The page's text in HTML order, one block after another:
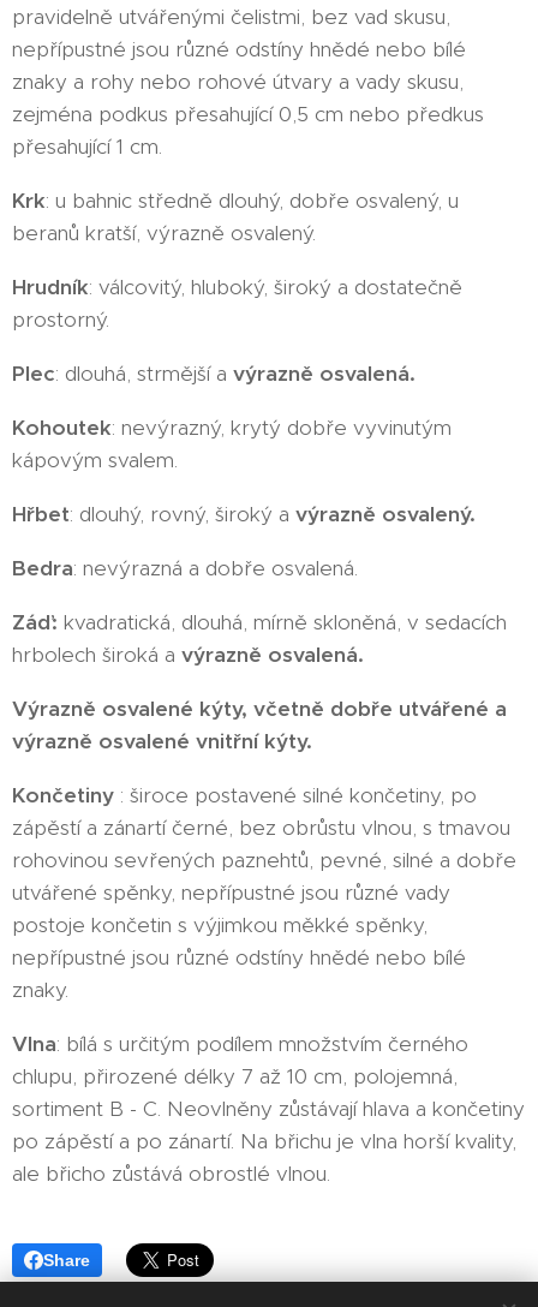
pravidelně utvářenými čelistmi, bez vad skusu,
nepřípustné jsou různé odstíny hnědé nebo bílé
znaky a rohy nebo rohové útvary a vady skusu,
zejména podkus přesahující 0,5 cm nebo předkus
přesahující 1 cm.
Krk: u bahnic středně dlouhý, dobře osvalený, u
beranů kratší, výrazně osvalený.
Hrudník: válcovitý, hluboký, široký a dostatečně
prostorný.
Plec: dlouhá, strmější a výrazně osvalená.
Kohoutek: nevýrazný, krytý dobře vyvinutým
kápovým svalem.
Hřbet: dlouhý, rovný, široký a výrazně osvalený.
Bedra: nevýrazná a dobře osvalená.
Záď: kvadratická, dlouhá, mírně skloněná, v sedacích
hrbolech široká a výrazně osvalená.
Výrazně osvalené kýty, včetně dobře utvářené a
výrazně osvalené vnitřní kýty.
Končetiny : široce postavené silné končetiny, po
zápěstí a zánartí černé, bez obrůstu vlnou, s tmavou
rohovinou sevřených paznehtů, pevné, silné a dobře
utvářené spěnky, nepřípustné jsou různé vady
postoje končetin s výjimkou měkké spěnky,
nepřípustné jsou různé odstíny hnědé nebo bílé
znaky.
Vlna: bílá s určitým podílem množstvím černého
chlupu, přirozené délky 7 až 10 cm, polojemná,
sortiment B - C. Neovlněny zůstávají hlava a končetiny
po zápěstí a po zánartí. Na břichu je vlna horší kvality,
ale břicho zůstává obrostlé vlnou.
Share